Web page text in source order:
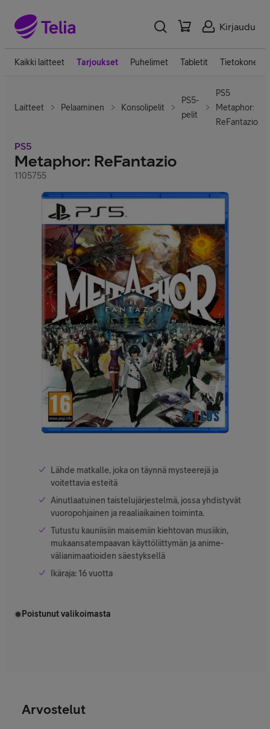
Kirjaudu
Kaikki laitteet Tarjoukset Puhelimet Tabletit Tietokoneet
Laitteet Pelaaminen Konsolipelit
PS5-
pelit
PS5
Metaphor:
ReFantazio
PS5
Metaphor: ReFantazio
1105755
Lähde matkalle, joka on täynnä mysteerejä ja
voitettavia esteitä
Ainutlaatuinen taistelujärjestelmä, jossa yhdistyvät
vuoropohjainen ja reaaliaikainen toiminta.
Tutustu kauniisiin maisemiin kiehtovan musiikin,
mukaansatempaavan käyttöliittymän ja anime-
välianimaatioiden säestyksellä
Ikäraja: 16 vuotta
Poistunut valikoimasta
Arvostelut